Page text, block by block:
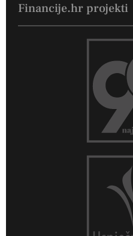
Financije.hr projekti